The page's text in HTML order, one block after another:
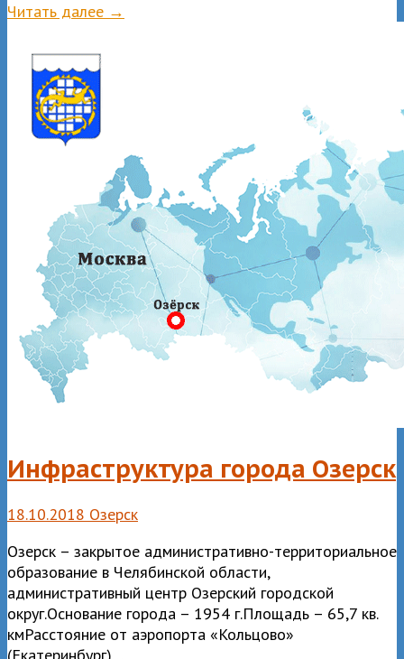
Читать далее →
Инфраструктура города Озерск
18.10.2018 Озерск
Озерск – закрытое административно-территориальное
образование в Челябинской области,
административный центр Озерский городской
округ.Основание города – 1954 г.Площадь – 65,7 кв.
кмРасстояние от аэропорта «Кольцово»